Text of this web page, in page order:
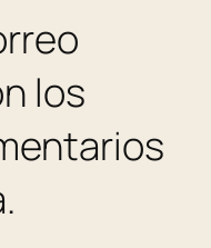
los